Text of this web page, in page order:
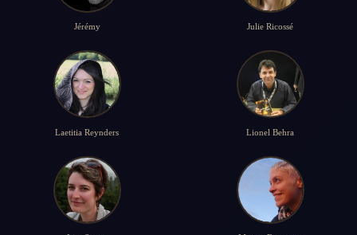
Jérémy Julie Ricossé
Laetitia Reynders Lionel Behra